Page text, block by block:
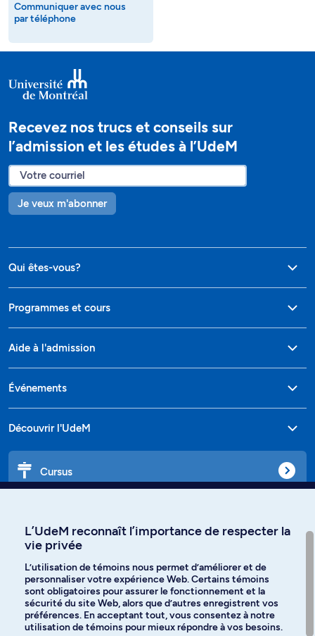
Communiquer avec nous
par téléphone
Recevez nos trucs et conseils sur
l’admission et les études à l’UdeM
Je veux m'abonner
Qui êtes-vous?
Programmes et cours
Aide à l'admission
Événements
Découvrir l'UdeM
Cursus
Langues
Facebook Instagram
L’UdeM reconnaît l’importance de respecter la
vie privée
L’utilisation de témoins nous permet d’améliorer et de
personnaliser votre expérience Web. Certains témoins
sont obligatoires pour assurer le fonctionnement et la
sécurité du site Web, alors que d’autres enregistrent vos
préférences. En acceptant tout, vous consentez à notre
utilisation de témoins pour mieux répondre à vos besoins.